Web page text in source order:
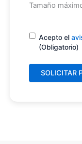
Tamaño
Consentimiento
Acepto el
(Obligatorio)